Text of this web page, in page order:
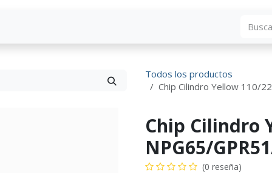
Todos los productos
Chip Cilindro Yellow 110/
Chip Cilindro
NPG65/
(0 reseña)